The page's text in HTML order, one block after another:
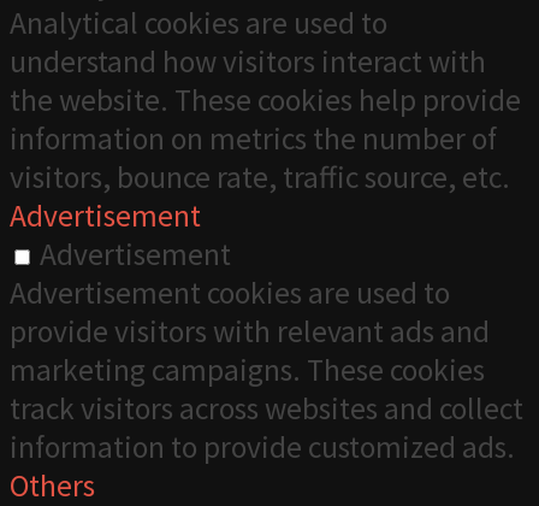
Analytical cookies are used to
understand how visitors interact with
the website. These cookies help provide
information on metrics the number of
visitors, bounce rate, traffic source, etc.
Advertisement
Advertisement
Advertisement cookies are used to
provide visitors with relevant ads and
marketing campaigns. These cookies
track visitors across websites and collect
information to provide customized ads.
Others